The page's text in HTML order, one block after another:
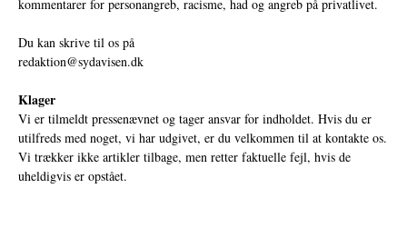
kommentarer for personangreb, racisme, had og angreb på privatlivet.
Du kan skrive til os på
redaktion@sydavisen.dk
Klager
Vi er tilmeldt pressenævnet og tager ansvar for indholdet. Hvis du er
utilfreds med noget, vi har udgivet, er du velkommen til at kontakte os.
Vi trækker ikke artikler tilbage, men retter faktuelle fejl, hvis de
uheldigvis er opstået.